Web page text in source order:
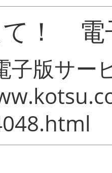
て！ 電
子版サー